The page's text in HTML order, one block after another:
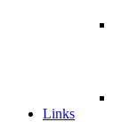
Links